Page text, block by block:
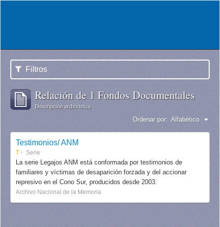
Filtros
Relación de 1 Fondos Documentales
Descripción archivística
Ordenar por: Alfabético
Testimonios/ ANM
T Serie
La serie Legajos ANM está conformada por testimonios de
familiares y víctimas de desaparición forzada y del accionar
represivo en el Cono Sur, producidos desde 2003.
Archivo Nacional de la Memoria